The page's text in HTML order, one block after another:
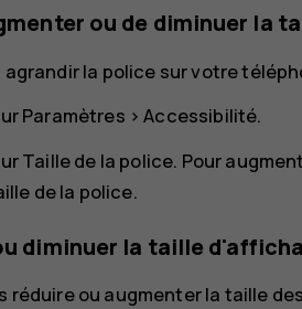
ou de diminuer la
la police sur votre
Paramètres >Accessibilité.
Taille de la police. Pour
de la police.
diminuer la taille
réduire ou augmenter la taille